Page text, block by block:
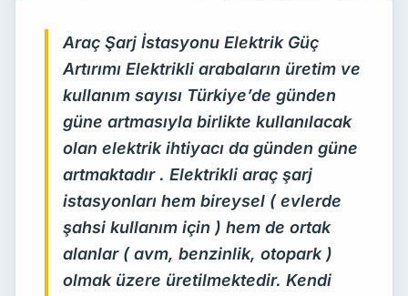
Araç Şarj İstasyonu Elektrik Güç
Artırımı Elektrikli arabaların üretim ve
kullanım sayısı Türkiye’de günden
güne artmasıyla birlikte kullanılacak
olan elektrik ihtiyacı da günden güne
artmaktadır . Elektrikli araç şarj
istasyonları hem bireysel ( evlerde
şahsi kullanım için ) hem de ortak
alanlar ( avm, benzinlik, otopark )
olmak üzere üretilmektedir. Kendi